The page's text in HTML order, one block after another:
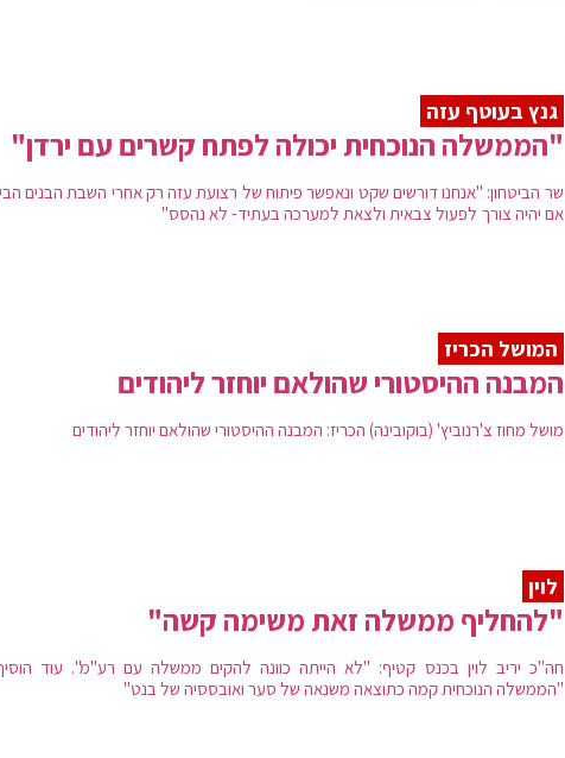
גנץ בעוטף עזה
"הממשלה הנוכחית יכולה לפתח קשרים עם ירדן"
שר הביטחון: "אנחנו דורשים שקט ונאפשר פיתוח של רצועת עזה רק אחרי השבת הבנים
אם יהיה צורך לפעול צבאית ולצאת למערכה בעתיד- לא נהסס"
המושל הכריז
המבנה ההיסטורי שהולאם יוחזר ליהודים
מושל מחוז צ'רנוביץ' (בוקובינה) הכריז: המבנה ההיסטורי שהולאם יוחזר ליהודים
לוין
"להחליף ממשלה זאת משימה קשה"
חה"כ יריב לוין בכנס קטיף: "לא הייתה כוונה להקים ממשלה עם רע"מ". עוד
"הממשלה הנוכחית קמה כתוצאה משנאה של סער ואובססיה של בנט"